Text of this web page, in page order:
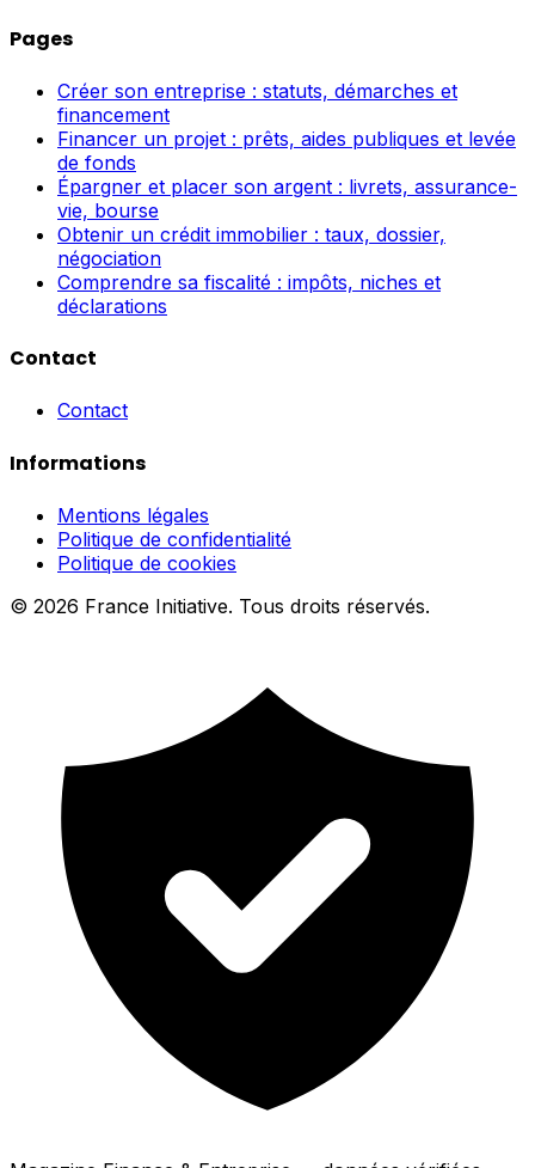
Pages
Créer son entreprise : statuts, démarches et
financement
Financer un projet : prêts, aides publiques et levée
de fonds
Épargner et placer son argent : livrets, assurance-
vie, bourse
Obtenir un crédit immobilier : taux, dossier,
négociation
Comprendre sa fiscalité : impôts, niches et
déclarations
Contact
Contact
Informations
Mentions légales
Politique de confidentialité
Politique de cookies
© 2026 France Initiative. Tous droits réservés.